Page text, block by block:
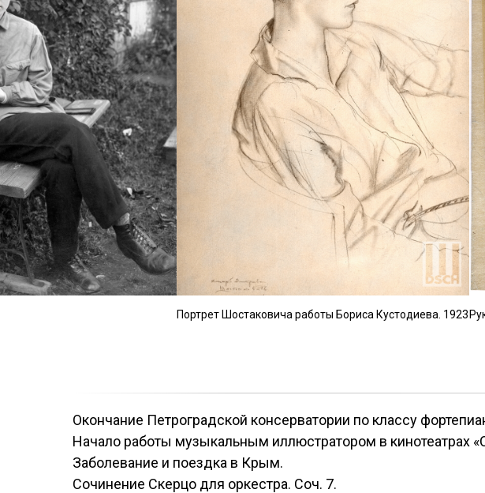
Портрет Шостаковича работы Бориса Кустодиева. 1923
Окончание Петроградской консерватории по классу
Начало работы музыкальным иллюстратором в кинотеатрах
Заболевание и поездка в Крым.
Сочинение Скерцо для оркестра. Соч. 7.